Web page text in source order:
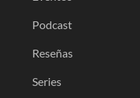
Podcast
Reseñas
Series